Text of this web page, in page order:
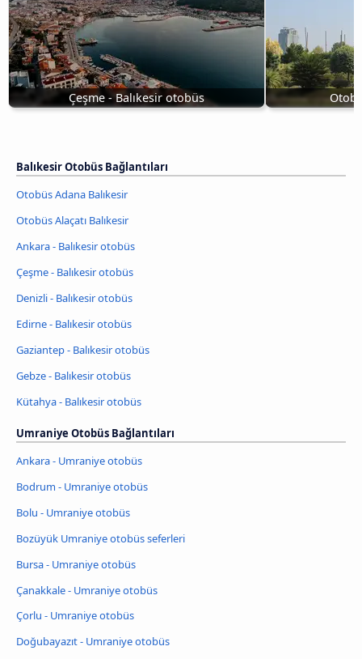
Çeşme - Balıkesir otobüs
Balıkesir Otobüs Bağlantıları
Otobüs Adana Balıkesir
Otobüs Alaçatı Balıkesir
Ankara - Balıkesir otobüs
Çeşme - Balıkesir otobüs
Denizli - Balıkesir otobüs
Edirne - Balıkesir otobüs
Gaziantep - Balıkesir otobüs
Gebze - Balıkesir otobüs
Kütahya - Balıkesir otobüs
Umraniye Otobüs Bağlantıları
Ankara - Umraniye otobüs
Bodrum - Umraniye otobüs
Bolu - Umraniye otobüs
Bozüyük Umraniye otobüs seferleri
Bursa - Umraniye otobüs
Çanakkale - Umraniye otobüs
Çorlu - Umraniye otobüs
Doğubayazıt - Umraniye otobüs